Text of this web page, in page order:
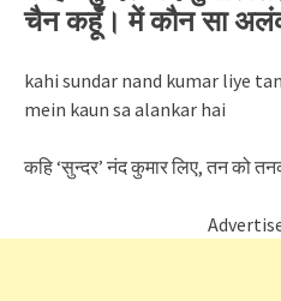
चैन कहूँ। में कौन सा
kahi sundar nand kumar liye
mein kaun sa alankar hai
कहि ‘सुन्दर’ नंद कुमार लिए, तन को